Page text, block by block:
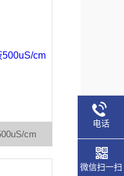
cm
电话
微信扫一扫